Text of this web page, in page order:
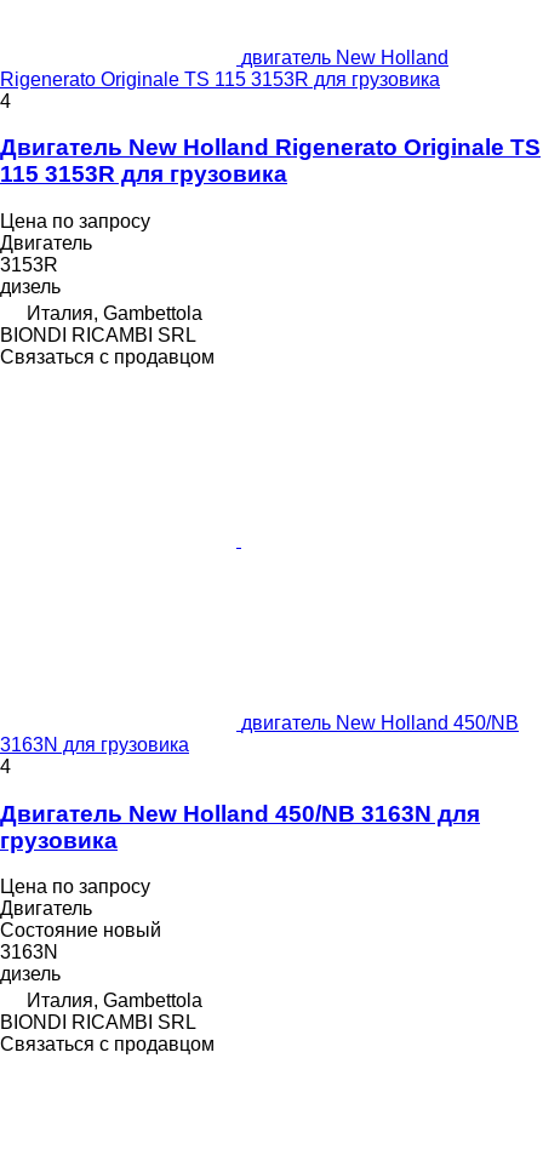
двигатель New Holland
Rigenerato Originale TS 115 3153R для грузовика
4
Двигатель New Holland Rigenerato Originale TS
115 3153R для грузовика
Цена по запросу
Двигатель
3153R
дизель
Италия, Gambettola
BIONDI RICAMBI SRL
Связаться с продавцом
двигатель New Holland 450/NB
3163N для грузовика
4
Двигатель New Holland 450/NB 3163N для
грузовика
Цена по запросу
Двигатель
Состояние новый
3163N
дизель
Италия, Gambettola
BIONDI RICAMBI SRL
Связаться с продавцом